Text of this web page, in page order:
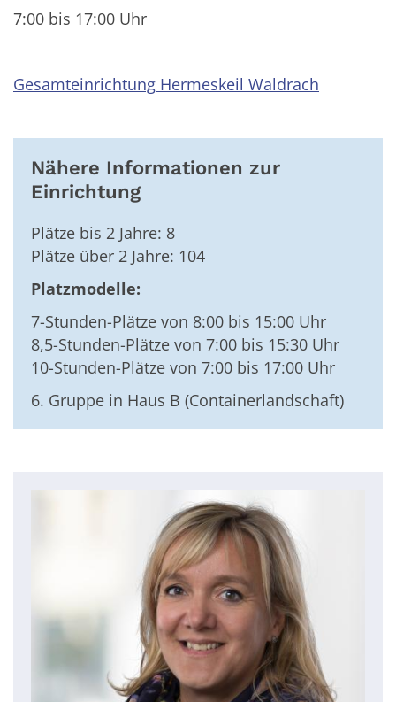
7:00 bis 17:00 Uhr
Gesamteinrichtung Hermeskeil Waldrach
Nähere Informationen zur
Einrichtung
Plätze bis 2 Jahre: 8
Plätze über 2 Jahre: 104
Platzmodelle:
7-Stunden-Plätze von 8:00 bis 15:00 Uhr
8,5-Stunden-Plätze von 7:00 bis 15:30 Uhr
10-Stunden-Plätze von 7:00 bis 17:00 Uhr
6. Gruppe in Haus B (Containerlandschaft)